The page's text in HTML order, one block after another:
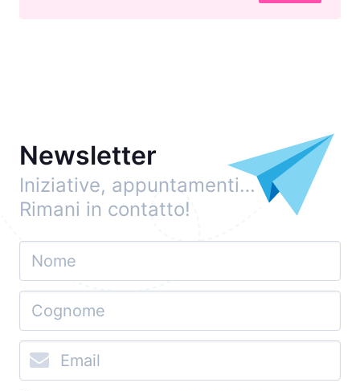
Newsletter
Iniziative, appuntamenti…
Rimani in contatto!